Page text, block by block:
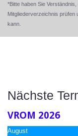
*Bitte haben Sie
Mitgliederverzeichnis prüfen
kann.
Nächste
VROM 2026
August